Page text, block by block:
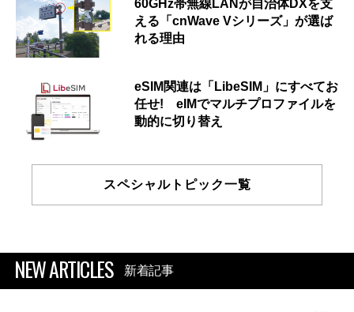
60GHz帯無線LANが自治体DXを支
える「cnWave Vシリーズ」が選ば
れる理由
eSIM関連は「LibeSIM」にすべてお
任せ! eIMでマルチプロファイルを
動的に切り替え
スペシャルトピック一覧
NEW ARTICLES 新着記事